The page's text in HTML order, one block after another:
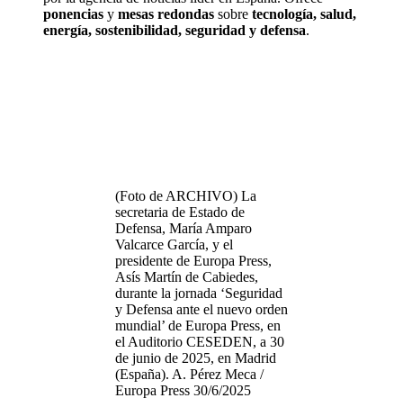
ponencias y mesas redondas sobre tecnología, salud,
energía, sostenibilidad, seguridad y defensa.
(Foto de ARCHIVO) La
secretaria de Estado de
Defensa, María Amparo
Valcarce García, y el
presidente de Europa Press,
Asís Martín de Cabiedes,
durante la jornada ‘Seguridad
y Defensa ante el nuevo orden
mundial’ de Europa Press, en
el Auditorio CESEDEN, a 30
de junio de 2025, en Madrid
(España). A. Pérez Meca /
Europa Press 30/6/2025